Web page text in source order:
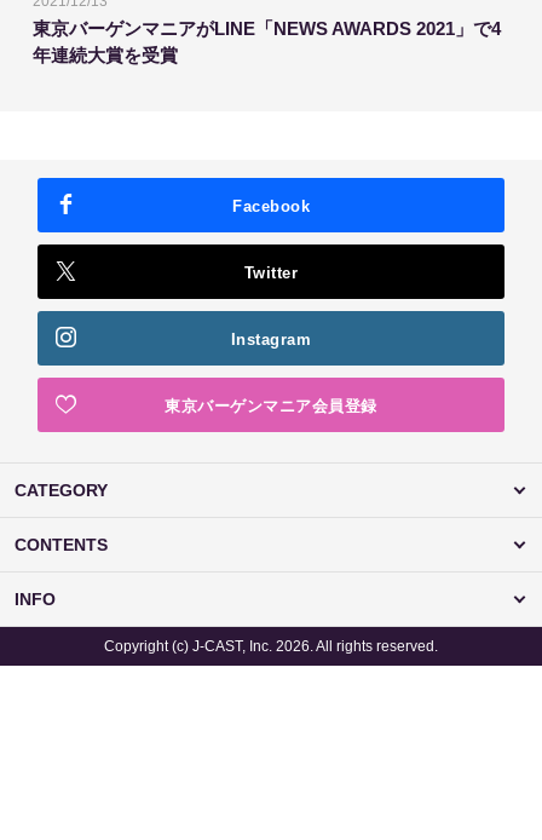
東京バーゲンマニアがLINE「NEWS AWARDS 2021」で4
年連続大賞を受賞
Facebook
Twitter
Instagram
東京バーゲンマニア会員登録
CATEGORY
CONTENTS
INFO
Copyright (c) J-CAST, Inc. 2026. All rights reserved.